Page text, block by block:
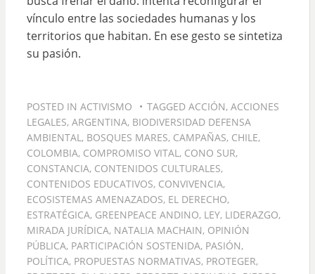
vínculo entre las sociedades humanas y los
territorios que habitan. En ese gesto se sintetiza
su pasión.
POSTED IN ACTIVISMO TAGGED ACCIÓN, ACCIONES
LEGALES, ARGENTINA, BIODIVERSIDAD DEFENSA
AMBIENTAL , BOSQUES MARES, CAMPAÑAS, CHILE,
COLOMBIA, COMPROMISO VITAL , CONO SUR,
CONSTANCIA, CONTENIDOS CULTURALES,
CONTENIDOS EDUCATIVOS, CONVIVENCIA,
ECOSISTEMAS AMENAZADOS, EL DERECHO,
ESTRATÉGICA, GREENPEACE ANDINO, LEY, LIDERAZGO,
MIRADA JURÍDICA, NATALIA MACHAIN, OPINIÓN
PÚBLICA, PARTICIPACIÓN SOSTENIDA, PASIÓN,
POLÍTICA, PROPUESTAS NORMATIVAS, PROTEGER,